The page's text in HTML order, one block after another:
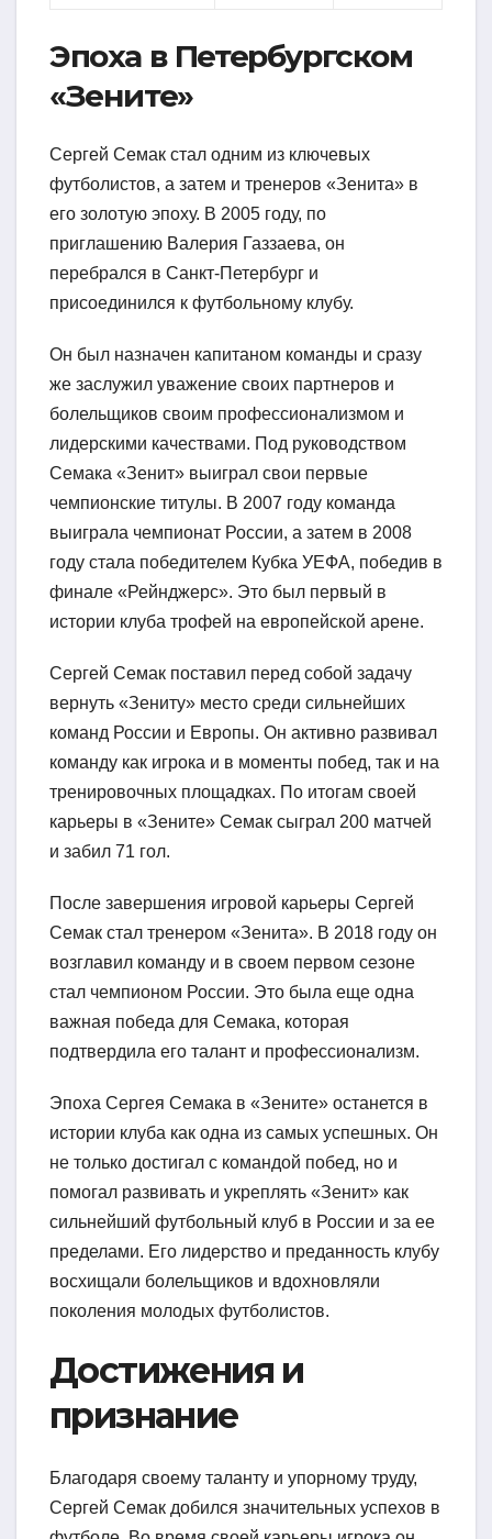
Эпоха в Петербургском
«Зените»
Сергей Семак стал одним из ключевых
футболистов, а затем и тренеров «Зенита» в
его золотую эпоху. В 2005 году, по
приглашению Валерия Газзаева, он
перебрался в Санкт-Петербург и
присоединился к футбольному клубу.
Он был назначен капитаном команды и сразу
же заслужил уважение своих партнеров и
болельщиков своим профессионализмом и
лидерскими качествами. Под руководством
Семака «Зенит» выиграл свои первые
чемпионские титулы. В 2007 году команда
выиграла чемпионат России, а затем в 2008
году стала победителем Кубка УЕФА, победив в
финале «Рейнджерс». Это был первый в
истории клуба трофей на европейской арене.
Сергей Семак поставил перед собой задачу
вернуть «Зениту» место среди сильнейших
команд России и Европы. Он активно развивал
команду как игрока и в моменты побед, так и на
тренировочных площадках. По итогам своей
карьеры в «Зените» Семак сыграл 200 матчей
и забил 71 гол.
После завершения игровой карьеры Сергей
Семак стал тренером «Зенита». В 2018 году он
возглавил команду и в своем первом сезоне
стал чемпионом России. Это была еще одна
важная победа для Семака, которая
подтвердила его талант и профессионализм.
Эпоха Сергея Семака в «Зените» останется в
истории клуба как одна из самых успешных. Он
не только достигал с командой побед, но и
помогал развивать и укреплять «Зенит» как
сильнейший футбольный клуб в России и за ее
пределами. Его лидерство и преданность клубу
восхищали болельщиков и вдохновляли
поколения молодых футболистов.
Достижения и
признание
Благодаря своему таланту и упорному труду,
Сергей Семак добился значительных успехов в